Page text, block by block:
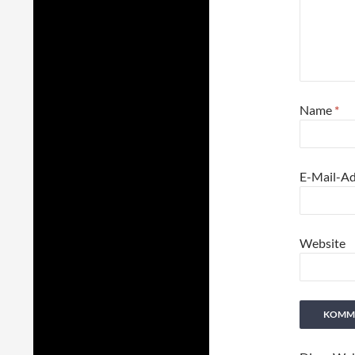
Name *
E-Mail-
Website